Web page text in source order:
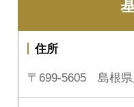
住所
〒699-5605 島根県